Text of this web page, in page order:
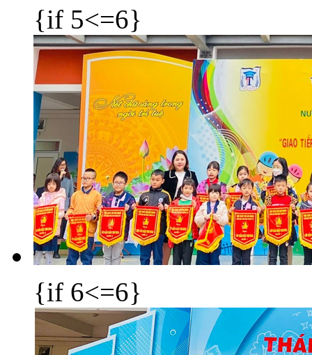
{if 5<=6}
{if 6<=6}